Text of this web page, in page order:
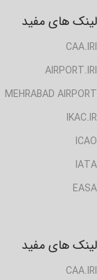
لینک های مفید
CAA.IRI
AIRPORT.IRI
MEHRABAD AIRPORT
IKAC.IR
ICAO
IATA
EASA
لینک های مفید
CAA.IRI